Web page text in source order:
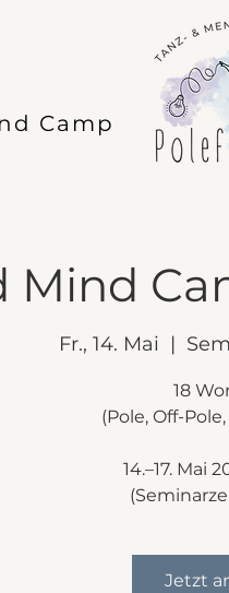
Camp
Fr., 14. Mai
  |
18
(Pole, Off-
14.–17. Mai
Jetzt